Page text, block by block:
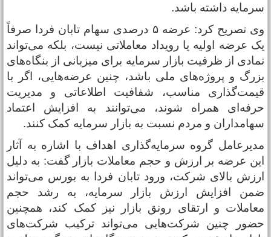
داشته باشد.
وی تصریح کرد: عرضه ۵ درصدی سهام تابان فردا صرفاً
عرضه اولیه یا رویداد معاملاتی نیست، بلکه می‌تواند
از ظرفیت بازار سرمایه برای میزبانی از بنگاه‌های
و پروژه‌های ملی باشد، چنین عرضه‌هایی، اگر با
مناسب، شفافیت اطلاعاتی و مدیریت
همراه شوند، می‌توانند به افزایش اعتماد
و مردم نسبت به بازار سرمایه کمک کنند.
گروه سرمایه‌گذاری اهداف با اشاره به آثار
عرضه بر ارزش و حجم معاملات بازار گفت: به دلیل
بالای شرکت، ورود تابان فردا به بورس می‌تواند
افزایش ارزش بازار سرمایه، به رشد حجم
و ارتقای رونق بازار نیز کمک کند، همچنین
چنین شرکت‌هایی می‌تواند ترکیب شرکت‌های